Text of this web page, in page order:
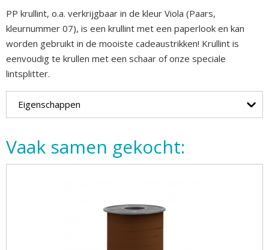
PP krullint, o.a. verkrijgbaar in de kleur Viola (Paars,
kleurnummer 07), is een krullint met een paperlook en kan
worden gebruikt in de mooiste cadeaustrikken! Krullint is
eenvoudig te krullen met een schaar of onze speciale
lintsplitter.
Eigenschappen
Vaak samen gekocht: